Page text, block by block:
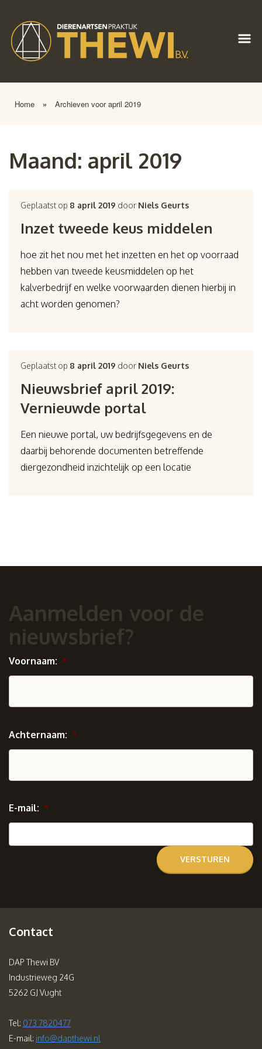
Home » Archieven voor april 2019
Maand: april 2019
Geplaatst op 8 april 2019 door Niels Geurts
Inzet tweede keus middelen
hoe zit het nou met het inzetten en het op voorraad
hebben van tweede keusmiddelen op het
kalverbedrijf en welke voorwaarden dienen hierbij in
acht worden genomen?
Geplaatst op 8 april 2019 door Niels Geurts
Nieuwsbrief april 2019:
Vernieuwde portal
Een nieuwe portal, uw bedrijfsgegevens en de
daarbij behorende documenten betreffende
diergezondheid inzichtelijk op een locatie
Aanmelden voor de
nieuwsbrief?
Voornaam: *
Achternaam: *
E-mail: *
Contact
DAP Thewi BV
Industrieweg 24G
5262 GJ Vught
Tel: 073 7820477
E-mail: info@dapthewi.nl